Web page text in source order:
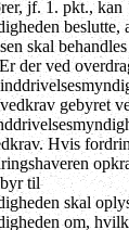
jf. 1. pkt., kan
beslutte,
skal
der ved
gebyret
Hvis
til
skal
om,